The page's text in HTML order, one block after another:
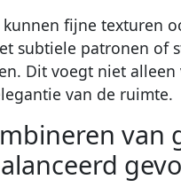
kunnen fijne texturen
subtiele patronen of
Dit voegt niet
van de ruimte.
van